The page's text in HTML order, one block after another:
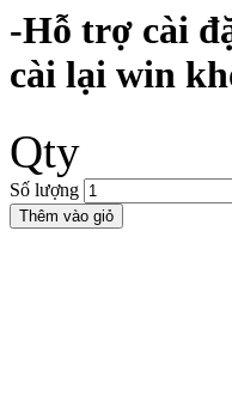
-Hỗ trợ cài
cài lại win
Qty
Số lượng
Thêm vào giỏ